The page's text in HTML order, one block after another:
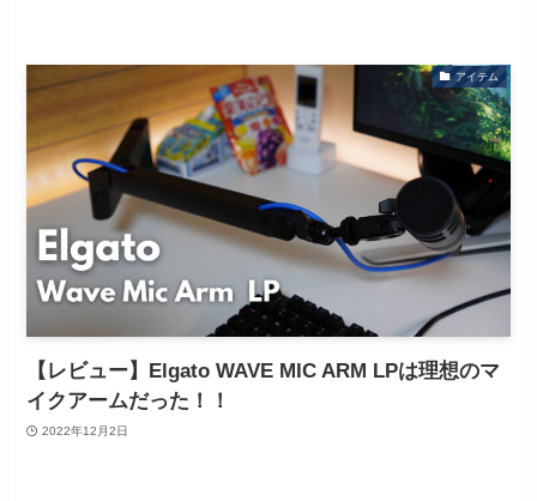
アイテム
【レビュー】Elgato WAVE MIC ARM LPは理想のマ
イクアームだった！！
2022年12月2日